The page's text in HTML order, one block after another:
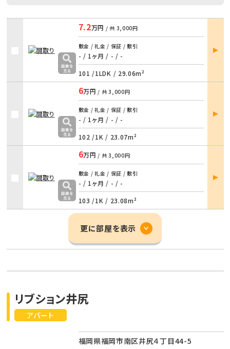
7.2万円 / 共 3,000円
敷金 / 礼金 / 保証 / 敷引
- / 1ヶ月 / - / -
101 /1LDK / 29.06m²
部屋
詳細
6万円 / 共3,000円
敷金 / 礼金 / 保証 / 敷引
- / 1ヶ月 / - / -
102 /1K / 23.07m²
部屋
詳細
6万円 / 共3,000円
敷金 / 礼金 / 保証 / 敷引
- / 1ヶ月 / - / -
103 /1K / 23.08m²
部屋
詳細
更に部屋を表示
アパート
リブション井尻
福岡県福岡市南区井尻４丁目44-5